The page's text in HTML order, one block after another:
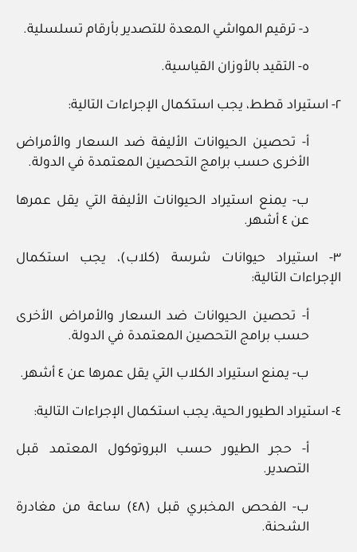
د- ترقيم المواشي المعدة للتصدير بأرقام تسلسلية.
ه- التقيد بالأوزان القياسية.
٢- استيراد قطط، يجب استكمال الإجراءات التالية:
أ- تحصين الحيوانات الأليفة ضد السعار والأمراض
الأخرى حسب برامج التحصين المعتمدة في الدولة.
ب- يمنع استيراد الحيوانات الأليفة التي يقل عمرها
عن ٤ أشهر.
٣- استيراد حيوانات شرسة (كلاب)، يجب استكمال
الإجراءات التالية:
أ- تحصين الحيوانات ضد السعار والأمراض الأخرى
حسب برامج التحصين المعتمدة في الدولة.
ب- يمنع استيراد الكلاب التي يقل عمرها عن ٤ أشهر.
٤- استيراد الطيور الحية، يجب استكمال الإجراءات التالية:
أ- حجر الطيور حسب البروتوكول المعتمد قبل
التصدير.
ب- الفحص المخبري قبل (٤٨) ساعة من مغادرة
الشحنة.